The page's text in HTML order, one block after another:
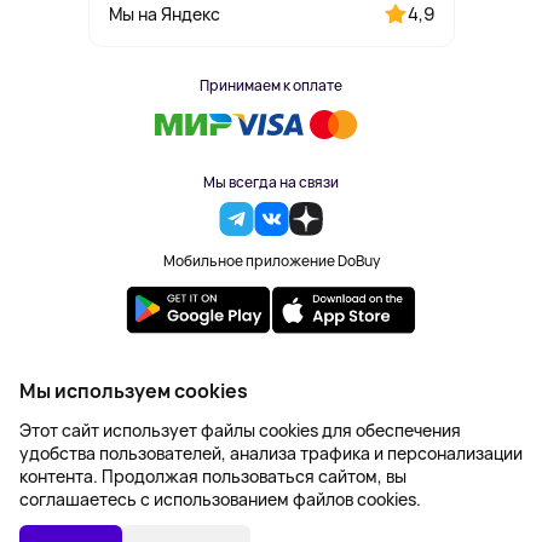
В КОРЗИНУ
Мы на Яндекс 4,9
Принимаем к оплате
Мы всегда на связи
Мобильное приложение DoBuy
2023-2026 © DoBuy. Все права защищены
Правила обработки персональных данных
Пользовательское соглашение
Оферта
Создание сайта – NetLab
Мы используем cookies
Этот сайт использует файлы cookies для обеспечения
удобства пользователей, анализа трафика и персонализации
контента. Продолжая пользоваться сайтом, вы
соглашаетесь с использованием файлов cookies.